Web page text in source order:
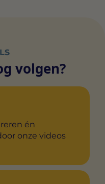
volgen?
én
onze videos